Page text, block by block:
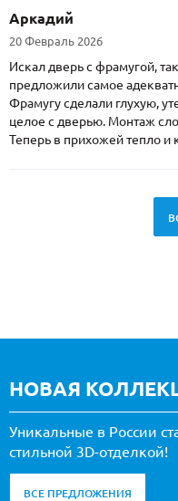
Аркадий
20 Февраль 2026
Искал дверь с фрамугой,
предложили самое
Фрамугу сделали глухую,
целое с дверью. Монтаж
Теперь в прихожей тепло и
НОВАЯ
Уникальные в России
стильной 3D-отделкой!
ВСЕ ПРЕДЛОЖЕНИЯ